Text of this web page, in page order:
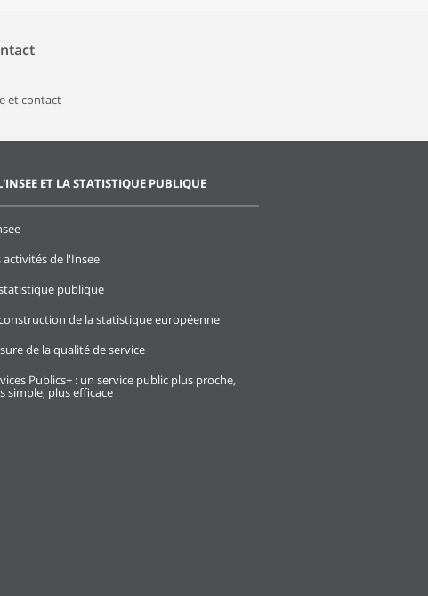
et contact
ET LA STATISTIQUE PUBLIQUE
activités de l'Insee
publique
de la statistique européenne
de la qualité de service
Publics+ : un service public plus proche,
simple, plus efficace